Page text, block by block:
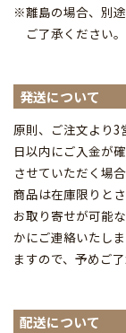
※離島の場合、別
ご了承ください。
発送について
原則、ご注文より3
日以内にご入金が
させていただく場
商品は在庫限りと
お取り寄せが可能
かにご連絡いたし
ますので、予めご了
配送について